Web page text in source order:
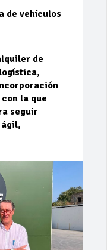
de vehículos
de
la que
seguir